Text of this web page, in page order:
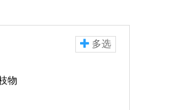
物
多选